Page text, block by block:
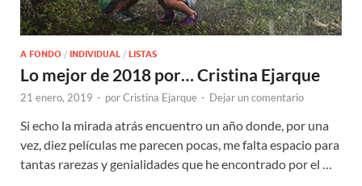
A FONDO / INDIVIDUAL / LISTAS
Lo mejor de 2018 por… Cristina Ejarque
21 enero, 2019 - porCristina Ejarque - Dejar un comentario
Si echo la mirada atrás encuentro un año donde, por una
vez, diez películas me parecen pocas, me falta espacio para
tantas rarezas y genialidades que he encontrado por el …